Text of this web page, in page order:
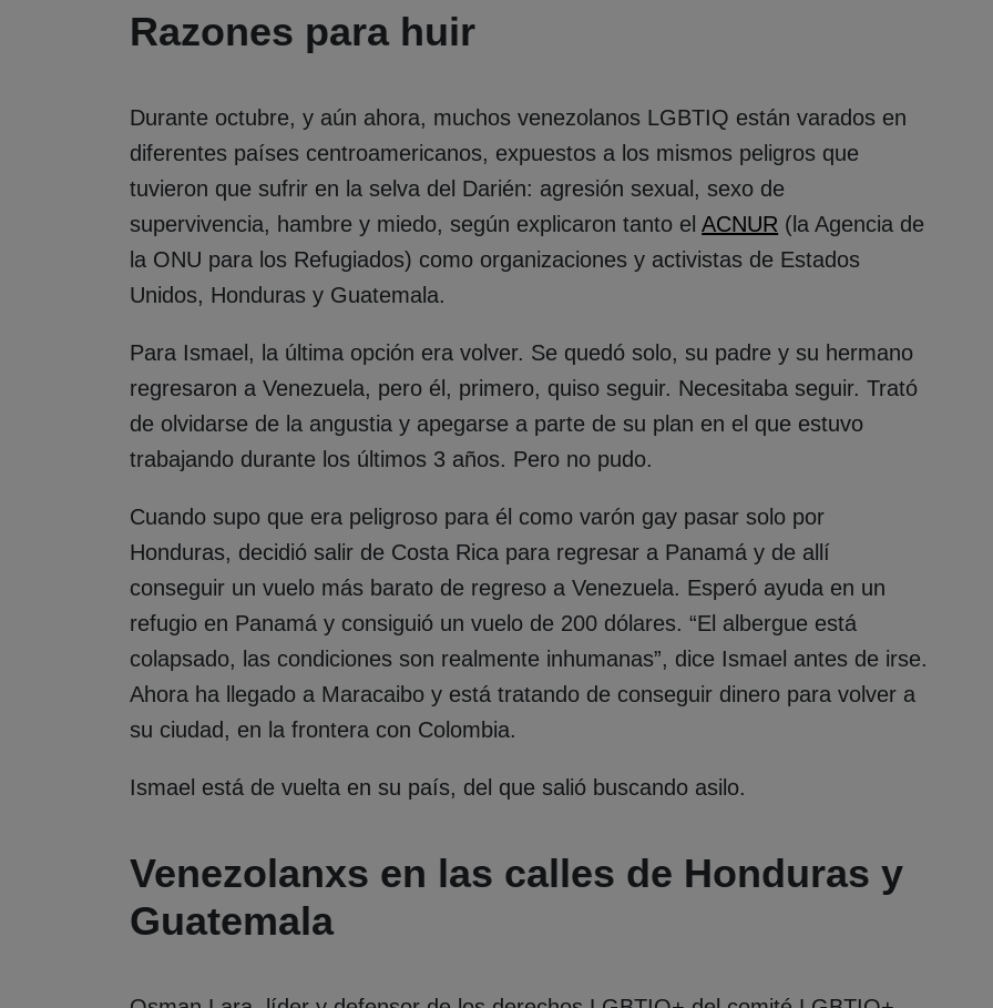
Razones para huir
Durante octubre, y aún ahora, muchos venezolanos LGBTIQ están varados en
diferentes países centroamericanos, expuestos a los mismos peligros que
tuvieron que sufrir en la selva del Darién: agresión sexual, sexo de
supervivencia, hambre y miedo, según explicaron tanto elACNUR (la Agencia de
la ONU para los Refugiados) como organizaciones y activistas de Estados
Unidos, Honduras y Guatemala.
Para Ismael, la última opción era volver. Se quedó solo, su padre y su hermano
regresaron a Venezuela, pero él, primero, quiso seguir. Necesitaba seguir. Trató
de olvidarse de la angustia y apegarse a parte de su plan en el que estuvo
trabajando durante los últimos 3 años. Pero no pudo.
Cuando supo que era peligroso para él como varón gay pasar solo por
Honduras, decidió salir de Costa Rica para regresar a Panamá y de allí
conseguir un vuelo más barato de regreso a Venezuela. Esperó ayuda en un
refugio en Panamá y consiguió un vuelo de 200 dólares. “El albergue está
colapsado, las condiciones son realmente inhumanas”, dice Ismael antes de irse.
Ahora ha llegado a Maracaibo y está tratando de conseguir dinero para volver a
su ciudad, en la frontera con Colombia.
Ismael está de vuelta en su país, del que salió buscando asilo.
Venezolanxs en las calles de Honduras y
Guatemala